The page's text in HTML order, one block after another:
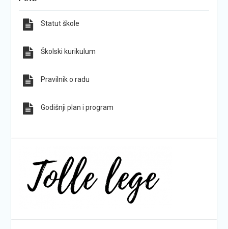
Statut škole
Školski kurikulum
Pravilnik o radu
Godišnji plan i program